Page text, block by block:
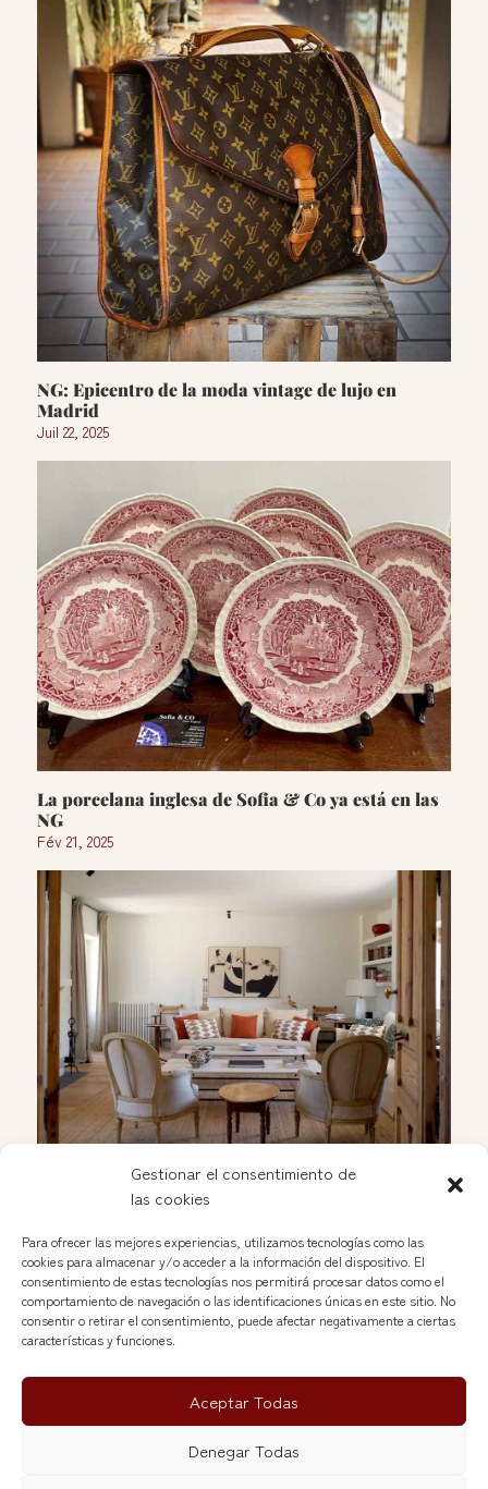
Gestionar el consentimiento de
las cookies
Para ofrecer las mejores experiencias, utilizamos tecnologías como las
cookies para almacenar y/o acceder a la información del dispositivo. El
consentimiento de estas tecnologías nos permitirá procesar datos como el
comportamiento de navegación o las identificaciones únicas en este sitio. No
consentir o retirar el consentimiento, puede afectar negativamente a ciertas
características y funciones.
Aceptar Todas
Denegar Todas
NG: Epicentro de la moda vintage de lujo en
Madrid
Juil 22, 2025
La porcelana inglesa de Sofia & Co ya está en las
NG
Fév 21, 2025
Apertura de Soleda en las Nuevas Galerías del
Jan 25, 2025
Voir plus »